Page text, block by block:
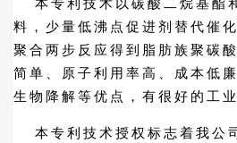
本专利技术以碳酸二烷基酯
料，少量低沸点促进剂替代催
聚合两步反应得到脂肪族聚碳
简单、原子利用率高、成本低
生物降解等优点，有很好的工
本专利技术授权标志着我公